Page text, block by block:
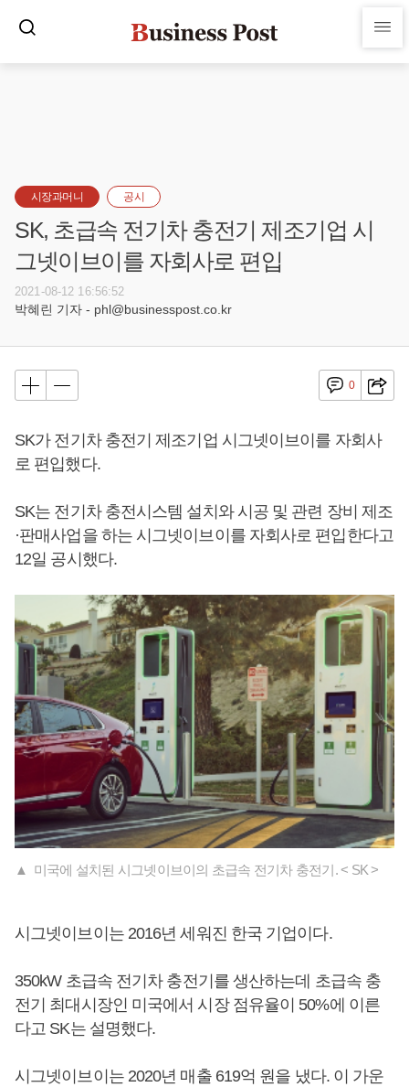
시장과머니 공시
SK, 초급속 전기차 충전기 제조기업 시
그넷이브이를 자회사로 편입
2021-08-12 16:56:52
박혜린 기자 - phl@businesspost.co.kr
0
SK가 전기차 충전기 제조기업 시그넷이브이를 자회사
로 편입했다.
SK는 전기차 충전시스템 설치와 시공 및 관련 장비 제조
·판매사업을 하는 시그넷이브이를 자회사로 편입한다고
12일 공시했다.
▲ 미국에 설치된 시그넷이브이의 초급속 전기차 충전기. < SK >
시그넷이브이는 2016년 세워진 한국 기업이다.
350kW 초급속 전기차 충전기를 생산하는데 초급속 충
전기 최대시장인 미국에서 시장 점유율이 50%에 이른
다고 SK는 설명했다.
시그넷이브이는 2020년 매출 619억 원을 냈다. 이 가운